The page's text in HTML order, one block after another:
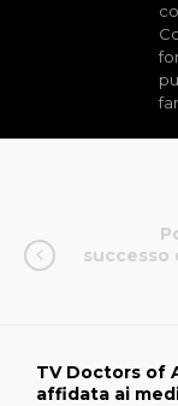
successo
TV Doctors of
affidata ai